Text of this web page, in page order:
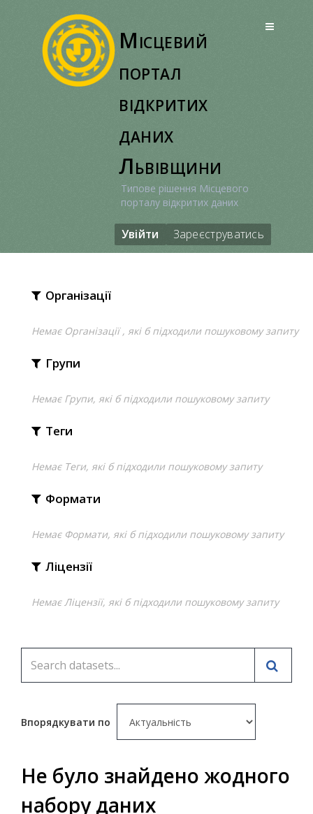
Місцевий
портал
відкритих
даних
Львівщини
Типове рішення Місцевого
порталу відкритих даних
Увійти Зареєструватись
Організації
Немає Організації , які б підходили пошуковому запиту
Групи
Немає Групи, які б підходили пошуковому запиту
Теги
Немає Теги, які б підходили пошуковому запиту
Формати
Немає Формати, які б підходили пошуковому запиту
Ліцензії
Немає Ліцензії, які б підходили пошуковому запиту
Впорядкувати по
Не було знайдено жодного
набору даних